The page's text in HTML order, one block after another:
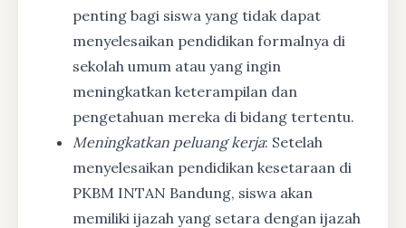
penting bagi siswa yang tidak dapat
menyelesaikan pendidikan formalnya di
sekolah umum atau yang ingin
meningkatkan keterampilan dan
pengetahuan mereka di bidang tertentu.
Meningkatkan peluang kerja: Setelah
menyelesaikan pendidikan kesetaraan di
PKBM INTAN Bandung, siswa akan
memiliki ijazah yang setara dengan ijazah